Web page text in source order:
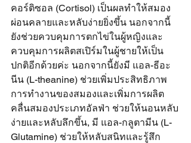
คอร์ติซอล (Cortisol) เป็นผลทำให้สมอง
ผ่อนคลายและหลับง่ายยิ่งขึ้น นอกจากนี้
ยังช่วยควบคุมการตกไข่ในผู้หญิงและ
ควบคุมการผลิตสเปิร์มในผู้ชายให้เป็น
ปกติอีกด้วยค่ะ นอกจากนี้ยังมี แอล-ธีอะ
นีน (L-theanine) ช่วยเพิ่มประสิทธิภาพ
การทำงานของสมองและเพิ่มการผลิต
คลื่นสมองประเภทอัลฟ่า ช่วยให้นอนหลับ
ง่ายและหลับลึกขึ้น, มี แอล-กลูตามีน (L-
Glutamine) ช่วยให้หลับสนิทและรู้สึก